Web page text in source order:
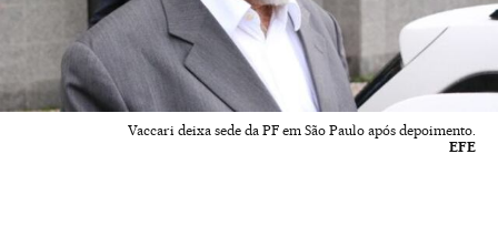
Vaccari deixa sede da PF em São Paulo após depoimento.
EFE